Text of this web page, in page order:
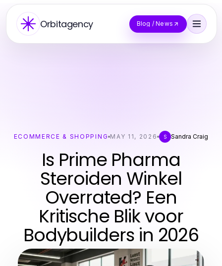
Orbitagency Blog / News
ECOMMERCE & SHOPPING MAY 11, 2026 S Sandra Craig
Is Prime Pharma
Steroiden Winkel
Overrated? Een
Kritische Blik voor
Bodybuilders in 2026